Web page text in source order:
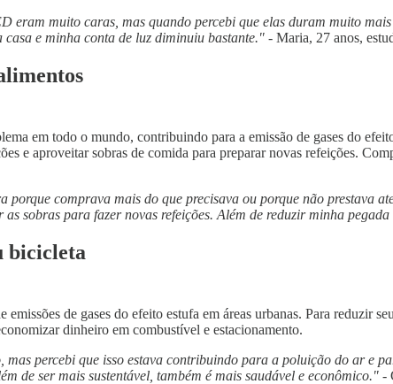
eram muito caras, mas quando percebi que elas duram muito
e minha conta de luz diminuiu bastante." - Maria, 27 anos,
em todo o mundo, contribuindo para a emissão de gases do
e aproveitar sobras de comida para preparar novas refeições.
porque comprava mais do que precisava ou porque não prestava
as sobras para fazer novas refeições. Além de reduzir minha
bicicleta
emissões de gases do efeito estufa em áreas urbanas. Para
dinheiro em combustível e estacionamento.
percebi que isso estava contribuindo para a poluição do ar e
de ser mais sustentável, também é mais saudável e econômico." -